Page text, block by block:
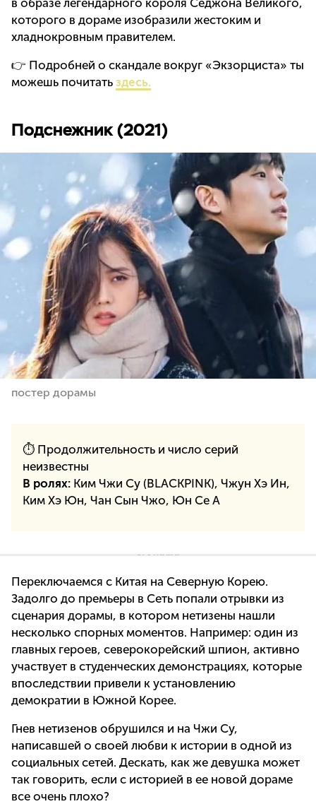
которого в дораме изобразили жестоким и
хладнокровным правителем.
👉 Подробней о скандале вокруг «Экзорциста» ты
можешь почитать здесь.
Подснежник (2021)
постер дорамы
⏱ Продолжительность и число серий
неизвестны
В ролях: Ким Чжи Су (BLACKPINK), Чжун Хэ Ин,
Ким Хэ Юн, Чан Сын Чжо, Юн Се А
Переключаемся с Китая на Северную Корею.
Задолго до премьеры в Сеть попали отрывки из
сценария дорамы, в котором нетизены нашли
несколько спорных моментов. Например: один из
главных героев, северокорейский шпион, активно
участвует в студенческих демонстрациях, которые
впоследствии привели к установлению
демократии в Южной Корее.
Гнев нетизенов обрушился и на Чжи Су,
написавшей о своей любви к истории в одной из
социальных сетей. Дескать, как же девушка может
так говорить, если с историей в ее новой дораме
все очень плохо?